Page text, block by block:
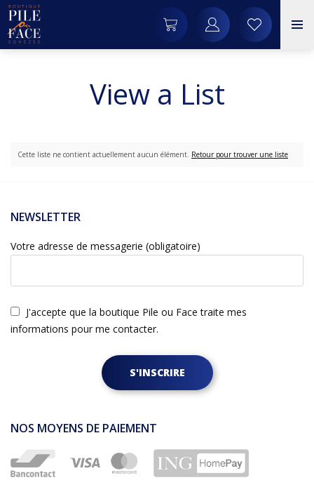
View a List
Cette liste ne contient actuellement aucun élément. Retour pour trouver une liste
NEWSLETTER
Votre adresse de messagerie (obligatoire)
J'accepte que la boutique Pile ou Face traite mes
informations pour me contacter.
S'INSCRIRE
NOS MOYENS DE PAIEMENT